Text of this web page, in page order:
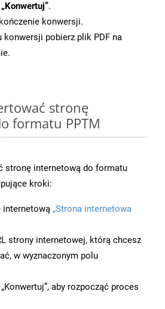
„Konwertuj”.
konwersji.
konwersji pobierz plik PDF na
stronę
formatu PPTM
stronę internetową do formatu
kroki:
internetową „Strona internetowa
strony internetowej, którą chcesz
w wyznaczonym polu
aby rozpocząć proces